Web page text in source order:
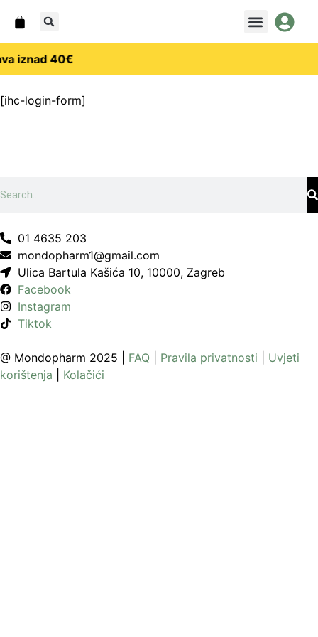
iznad 40€
[ihc-login-form]
01 4635 203
mondopharm1@gmail.com
Ulica Bartula Kašića 10, 10000, Zagreb
Facebook
Instagram
Tiktok
@ Mondopharm 2025 | FAQ Pravila privatnosti
Uvjeti
korištenja
Kolačići